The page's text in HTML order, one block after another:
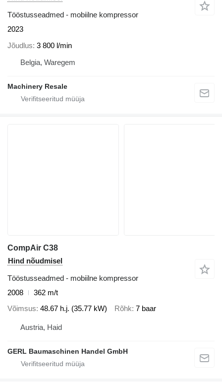
Tööstusseadmed - mobiilne kompressor
2023
Jõudlus 3 800 l/min
Belgia, Waregem
Machinery Resale
CompAir C38
Hind nõudmisel
Tööstusseadmed - mobiilne kompressor
2008
362 m/t
Võimsus 48.67 h.j. (35.77 kW) Rõhk 7 baar
Austria, Haid
GERL Baumaschinen Handel GmbH